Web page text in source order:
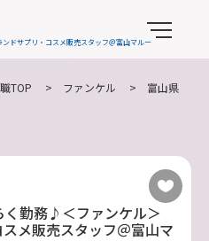
ドサプリ・コスメ販売スタッフ＠富山マルー
TOP > ファンケル > 富山県
勤務♪＜ファンケル＞
メ販売スタッフ＠富山マ